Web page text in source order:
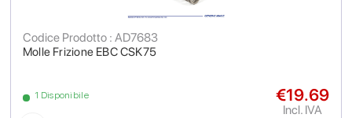
Molle Frizione EBC CSK75
Codice Prodotto : AD7683
1 Disponibile €19.69
Incl. IVA